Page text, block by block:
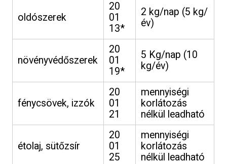
oldószerek
20
01
13*
2 kg/nap (5 kg/
év)
növényvédőszerek
20
01
19*
5 Kg/nap (10
kg/év)
fénycsövek, izzók
20
01
21
mennyiségi
korlátozás
nélkül leadható
étolaj, sütőzsír
20
01
25
mennyiségi
korlátozás
nélkül leadható